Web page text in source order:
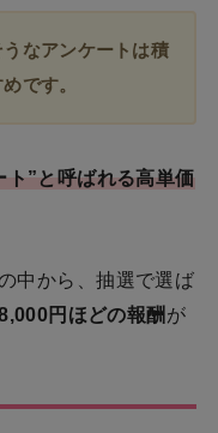
なアンケートは積
です。
ト”と呼ばれる高単価
中から、抽選で選ば
円ほどの報酬 が